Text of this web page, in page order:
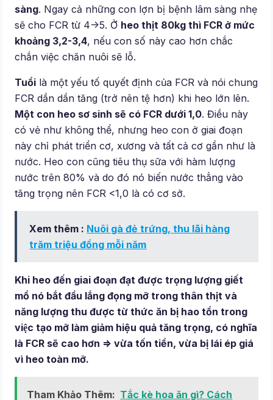
sàng. Ngay cả những con lợn bị bệnh lâm sàng nhẹ
sẽ cho FCR từ 4->5. Ở heo thịt 80kg thì FCR ở mức
khoảng 3,2-3,4, nếu con số này cao hơn chắc
chắn việc chăn nuôi sẽ lỗ.
Tuổi là một yếu tố quyết định của FCR và nói chung
FCR dần dần tăng (trở nên tệ hơn) khi heo lớn lên.
Một con heo sơ sinh sẽ có FCR dưới 1,0. Điều này
có vẻ như không thể, nhưng heo con ở giai đoạn
này chỉ phát triển cơ, xương và tất cả cơ gần như là
nước. Heo con cũng tiêu thụ sữa với hàm lượng
nước trên 80% và do đó nó biến nước thẳng vào
tăng trọng nên FCR <1,0 là có cơ sở.
Xem thêm : Nuôi gà đẻ trứng, thu lãi hàng
trăm triệu đồng mỗi năm
Khi heo đến giai đoạn đạt được trọng lượng giết
mổ nó bắt đầu lắng đọng mỡ trong thân thịt và
năng lượng thu được từ thức ăn bị hao tổn trong
việc tạo mỡ làm giảm hiệu quả tăng trọng, có nghĩa
là FCR sẽ cao hơn => vừa tốn tiền, vừa bị lái ép giá
vì heo toàn mỡ.
Tham Khảo Thêm: Tắc kè hoa ăn gì? Cách